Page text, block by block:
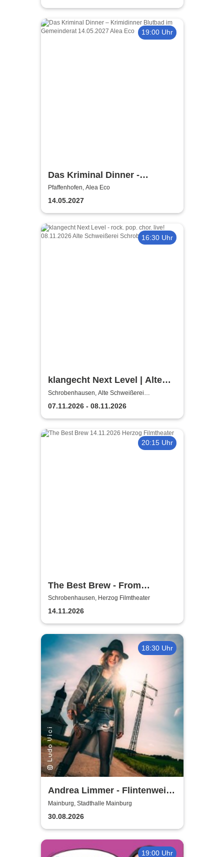
19:00 Uhr
Das Kriminal Dinner -
Schafkopfkrimi
Pfaffenhofen, Alea Eco
14.05.2027
16:30 Uhr
klangecht Next Level | Alte
Schweißerei
Schrobenhausen, Alte Schweißerei
Schrobenhausen
07.11.2026 - 08.11.2026
20:15 Uhr
The Best Brew - From
Montgomery to Atlantic City
Schrobenhausen, Herzog Filmtheater
14.11.2026
18:30 Uhr
Andrea Limmer - Flintenweib
- Angst und Geld hatt´ ich
noch nie
Mainburg, Stadthalle Mainburg
30.08.2026
19:00 Uhr